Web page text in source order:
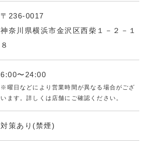
〒236-0017
神奈川県横浜市金沢区西柴１－２－１
８
6:00〜24:00
※曜日などにより営業時間が異なる場合がござ
います。詳しくは店舗にご確認ください。
対策あり(禁煙)